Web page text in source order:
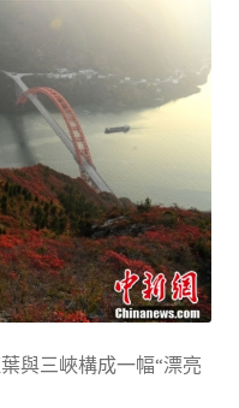
與三峽構成一幅“漂亮